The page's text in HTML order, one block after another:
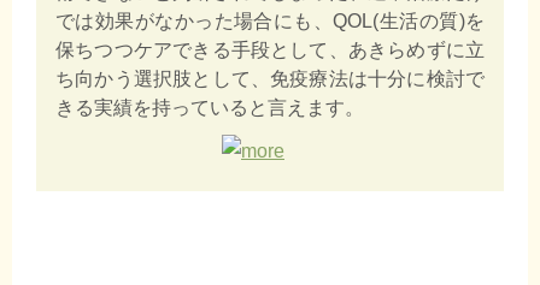
では効果がなかった場合にも、QOL(生活の質)を
保ちつつケアできる手段として、あきらめずに立
ち向かう選択肢として、免疫療法は十分に検討で
きる実績を持っていると言えます。